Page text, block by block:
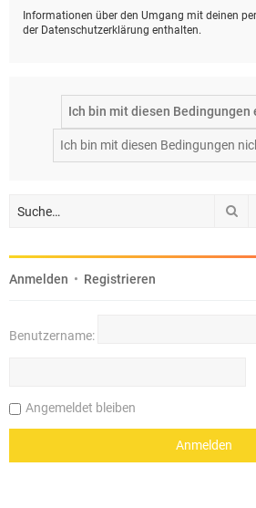
Informationen über den Umgang mit deinen
der Datenschutzerklärung enthalten.
Anmelden • Registrieren
Benutzername:
Angemeldet bleiben